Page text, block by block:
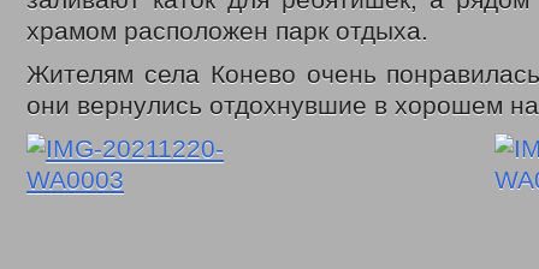
Видео
С Днем социального работника
День социального работника 2018г.
Кемеровская область = Кузбасс
Фонд поддержки детей
Детский телефон доверия
Дарите доброту сердец
В центре внимания – пожарная безопасность
храмом расположен парк отдыха.
Жителям села Конево очень
они вернулись отдохнувшие в хорошем